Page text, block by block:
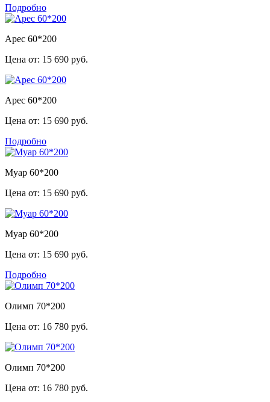
Подробно
Арес 60*200
Цена от: 15 690 руб.
Арес 60*200
Цена от: 15 690 руб.
Подробно
Муар 60*200
Цена от: 15 690 руб.
Муар 60*200
Цена от: 15 690 руб.
Подробно
Олимп 70*200
Цена от: 16 780 руб.
Олимп 70*200
Цена от: 16 780 руб.